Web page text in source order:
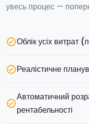
увесь процес —
Облік усіх витрат
Реалістичне
Автоматичний
рентабельності